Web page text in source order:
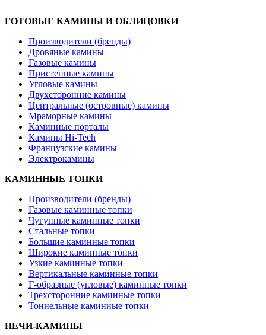
ГОТОВЫЕ КАМИНЫ И ОБЛИЦОВКИ
Производители (бренды)
Дровяные камины
Газовые камины
Пристенные камины
Угловые камины
Двухсторонние камины
Центральные (островные) камины
Мраморные камины
Каминные порталы
Камины Hi-Tech
Французские камины
Электрокамины
КАМИННЫЕ ТОПКИ
Производители (бренды)
Газовые каминные топки
Чугунные каминные топки
Стальные топки
Большие каминные топки
Широкие каминные топки
Узкие каминные топки
Вертикальные каминные топки
Г-образные (угловые) каминные топки
Трехсторонние каминные топки
Тоннельные каминные топки
ПЕЧИ-КАМИНЫ